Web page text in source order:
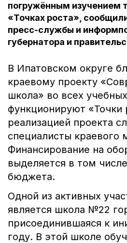
погружённым изучением
«Точках роста»,
пресс-службы и
губернатора и
В Ипатовском округе
краевому проекту
школа» во всех
функционируют «Точки
реализацией проекта
специалисты краевого
Финансирование на
выделяется в том
бюджета.
Одной из активных
является школа №22
присоединившаяся к
году. В этой школе